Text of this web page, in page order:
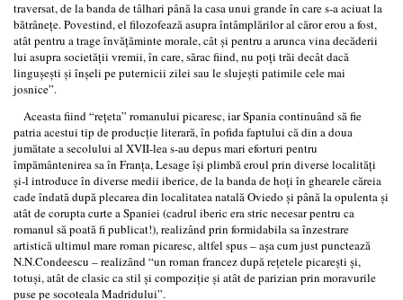
traversat, de la banda de tâlhari până la casa unui grande în care s-a aciuat la
bătrâneţe. Povestind, el filozofează asupra întâmplărilor al căror erou a fost,
atât pentru a trage învăţăminte morale, cât şi pentru a arunca vina decăderii
lui asupra societăţii vremii, în care, sărac fiind, nu poţi trăi decât dacă
linguşeşti şi înşeli pe puternicii zilei sau le slujeşti patimile cele mai
josnice”.
Aceasta fiind “reţeta” romanului picaresc, iar Spania continuând să fie
patria acestui tip de producţie literară, în pofida faptului că din a doua
jumătate a secolului al XVII-lea s-au depus mari eforturi pentru
împământenirea sa în Franţa, Lesage îşi plimbă eroul prin diverse localităţi
şi-l introduce în diverse medii iberice, de la banda de hoţi în ghearele căreia
cade îndată după plecarea din localitatea natală Oviedo şi până la opulenta şi
atât de corupta curte a Spaniei (cadrul iberic era stric necesar pentru ca
romanul să poată fi publicat!), realizând prin formidabila sa înzestrare
artistică ultimul mare roman picaresc, altfel spus – aşa cum just punctează
N.N.Condeescu – realizând “un roman francez după reţetele picareşti şi,
totuşi, atât de clasic ca stil şi compoziţie şi atât de parizian prin moravurile
puse pe socoteala Madridului”.